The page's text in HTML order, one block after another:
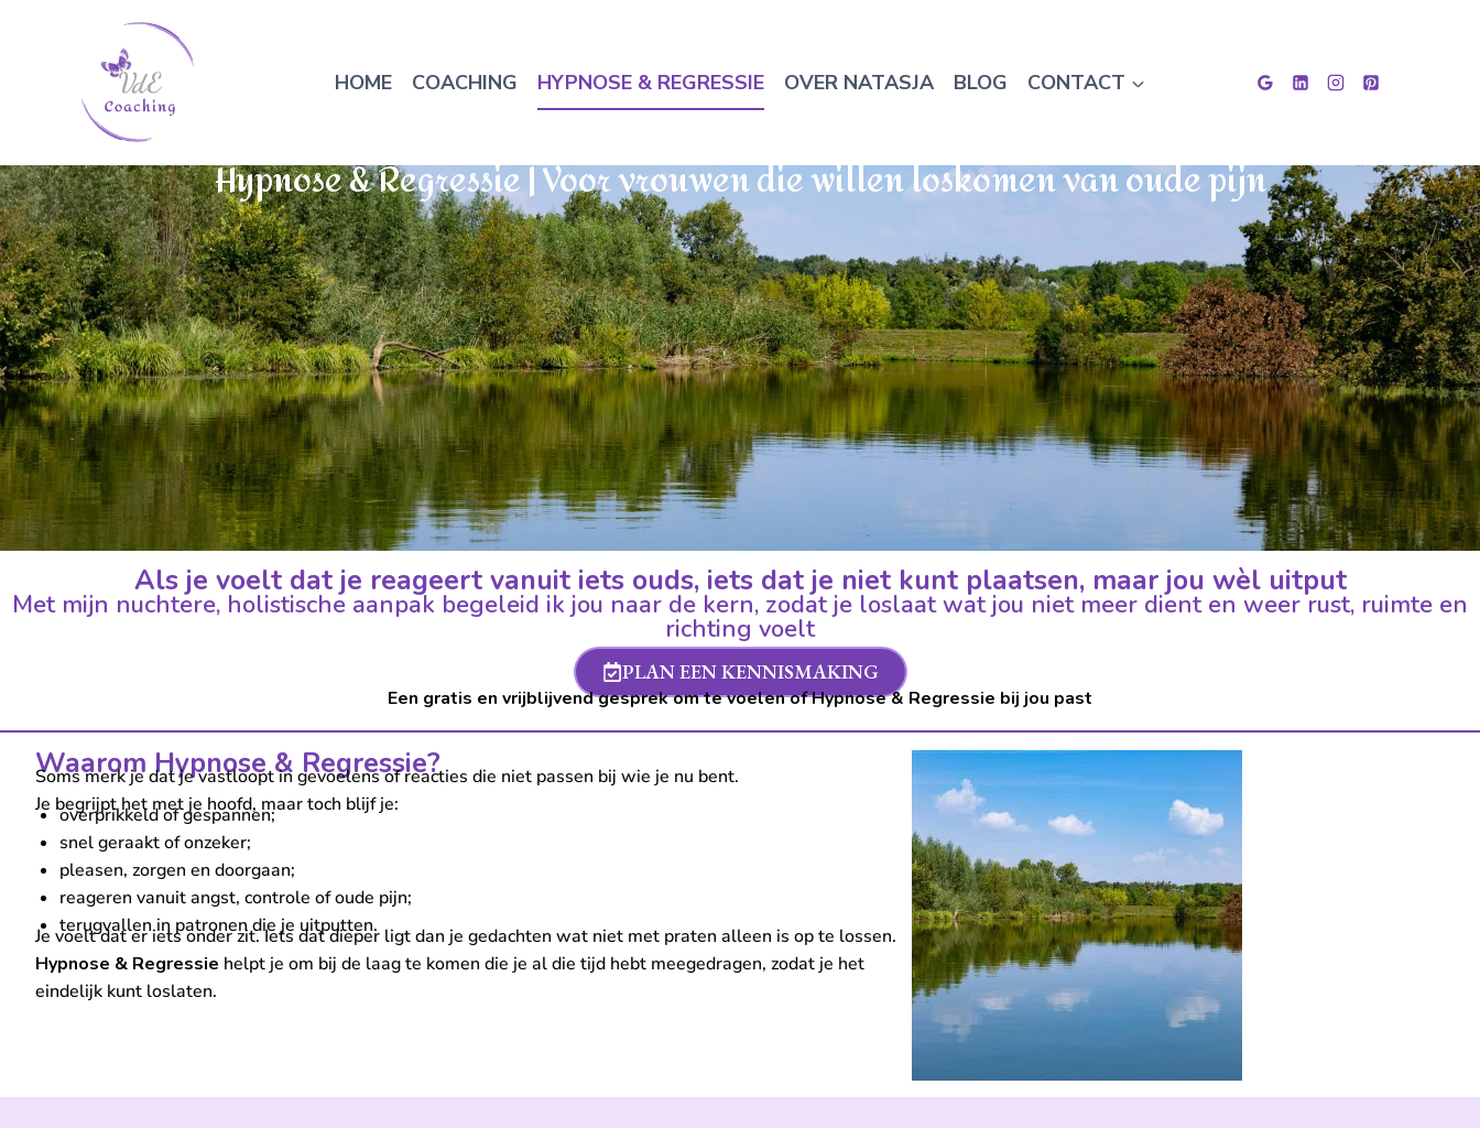
HOME COACHING HYPNOSE & REGRESSIE OVER NATASJA BLOG CONTACT
Hypnose & Regressie | Voor vrouwen die willen loskomen van oude pijn
Als je voelt dat je reageert vanuit iets ouds, iets dat je niet kunt plaatsen, maar jou wèl uitput
Met mijn nuchtere, holistische aanpak begeleid ik jou naar de kern, zodat je loslaat wat jou niet meer dient en weer rust, ruimte en
richting voelt
PLAN EEN KENNISMAKING
Een gratis en vrijblijvend gesprek om te voelen of Hypnose & Regressie bij jou past
Waarom Hypnose & Regressie?
Soms merk je dat je vastloopt in gevoelens of reacties die niet passen bij wie je nu bent.
Je begrijpt het met je hoofd, maar toch blijf je:
overprikkeld of gespannen;
snel geraakt of onzeker;
pleasen, zorgen en doorgaan;
reageren vanuit angst, controle of oude pijn;
terugvallen in patronen die je uitputten.
Je voelt dat er iets onder zit. Iets dat dieper ligt dan je gedachten wat niet met praten alleen is op te lossen.
Hypnose & Regressie helpt je om bij de laag te komen die je al die tijd hebt meegedragen, zodat je het
eindelijk kunt loslaten.